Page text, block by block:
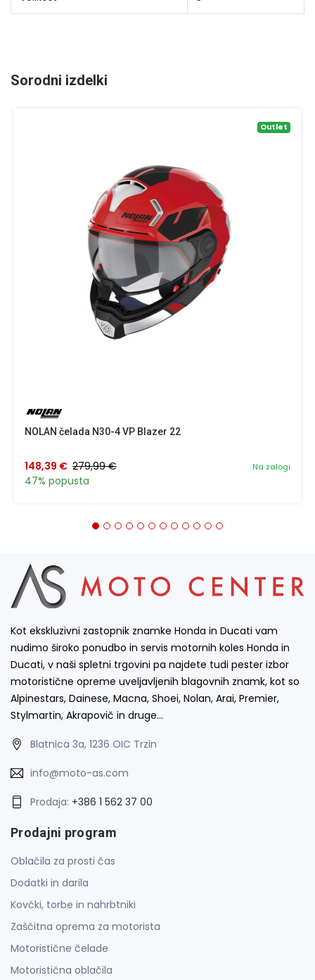
Sorodni izdelki
Outlet
NOLAN čelada N30-4 VP Blazer 22
Na zalogi
148,39 € 279,99 €
47% popusta
Kot ekskluzivni zastopnik znamke Honda in Ducati vam
nudimo široko ponudbo in servis motornih koles Honda in
Ducati, v naši spletni trgovini pa najdete tudi pester izbor
motoristične opreme uveljavljenih blagovnih znamk, kot so
Alpinestars, Dainese, Macna, Shoei, Nolan, Arai, Premier,
Stylmartin, Akrapovič in druge…
Blatnica 3a, 1236 OIC Trzin
info@moto-as.com
Prodaja: +386 1 562 37 00
Prodajni program
Oblačila za prosti čas
Dodatki in darila
Kovčki, torbe in nahrbtniki
Zaščitna oprema za motorista
Motoristične čelade
Motoristična oblačila